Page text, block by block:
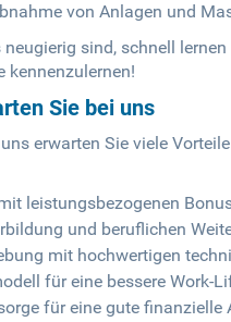
von Anlagen und
sind, schnell
kennenzulernen!
Sie bei uns
erwarten Sie viele
leistungsbezogenen
und beruflichen
mit hochwertigen
für eine bessere Work-
für eine gute finanzielle